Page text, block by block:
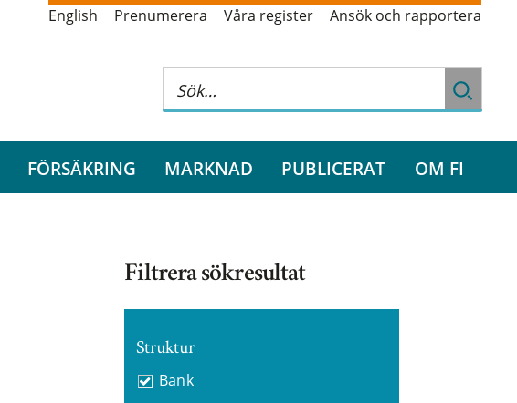
English Prenumerera Våra register Ansök och rapportera
FÖRSÄKRING MARKNAD PUBLICERAT OM FI
Filtrera sökresultat
Struktur
Bank